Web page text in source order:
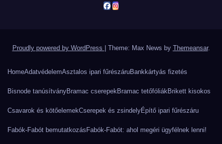
Proudly powered by WordPress Theme: Max News by Themeansar.
HomeAdatvédelemAsztalos ipari fűrészáruBankkártyás fizetés
Bisnode tanúsítványBramac cserepekBramac tetőfóliákBrikett kisokos
Csavarok és kötőelemekCserepek és zsindelyÉpítő ipari fűrészáru
Fabók-Fabót bemutatkozásFabók-Fabót: ahol megéri ügyfélnek lenni!